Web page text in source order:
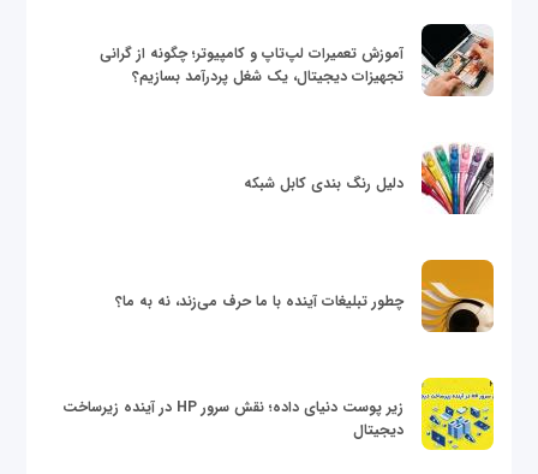
آموزش تعمیرات لپ‌تاپ و کامپیوتر؛ چگونه از گرانی
تجهیزات دیجیتال، یک شغل پردرآمد بسازیم؟
دلیل رنگ بندی کابل شبکه
چطور تبلیغات آینده با ما حرف می‌زند، نه به ما؟
زیر پوست دنیای داده؛ نقش سرور HP در آینده زیرساخت
دیجیتال